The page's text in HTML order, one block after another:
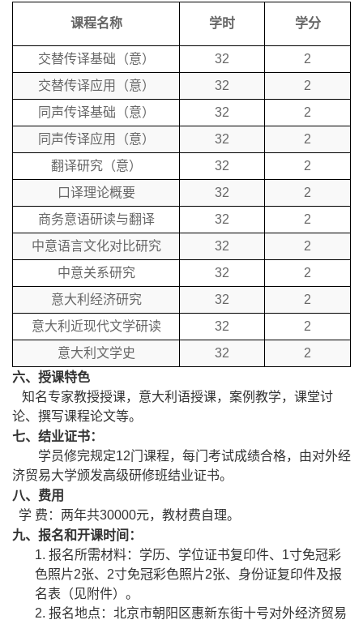
课程名称 学时 学分
交替传译基础（意） 32
2
交替传译应用（意）
32
2
同声传译基础（意）
32
2
同声传译应用（意）
32
2
翻译研究（意）
32
2
口译理论概要
32
2
商务意语研读与翻译
32
2
中意语言文化对比研究
32
2
中意关系研究
32
2
意大利经济研究
32
2
意大利近现代文学研读
32
2
意大利文学史
32
2
六、 授课特色
知名专家教授授课，意大利语授课，案例教学，课堂讨
论、撰写课程论文等。
七、 结业证书：
学员修完规定12门课程，每门考试成绩合格， 由对外经
济贸易大学颁发高级研修班结业证书。
八、费用
学 费：两年共30000元， 教材费自理。
九、报名和开课时间：
1. 报名所需材料：学历、学位证书复印件、1寸免冠彩
色照片2张、2寸免冠彩色照片2张、身份证复印件及报
名表（见附件）。
2. 报名地点：北京市朝阳区惠新东街十号对外经济贸易